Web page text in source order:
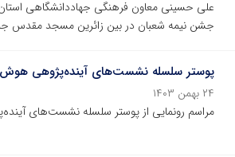
جشن نیمه شعبان در بین زائرین مسجد مقدس
پوستر سلسله نشست‌های آینده‌پژوهی
۲۴ بهمن ۱۴۰۳
مراسم رونمایی از پوستر سلسله نشست‌های